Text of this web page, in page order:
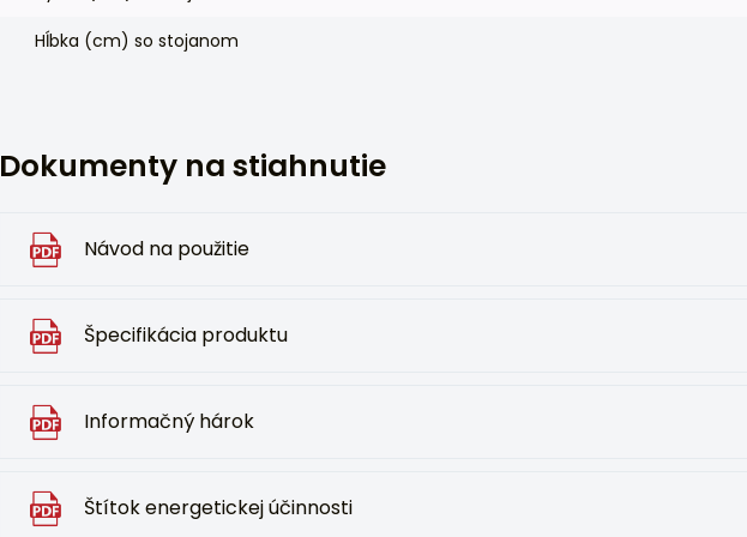
Hĺbka (cm) so stojanom
Dokumenty na stiahnutie
Návod na použitie
Špecifikácia produktu
Informačný hárok
Štítok energetickej účinnosti